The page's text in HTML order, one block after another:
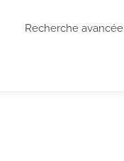
Recherche avancée